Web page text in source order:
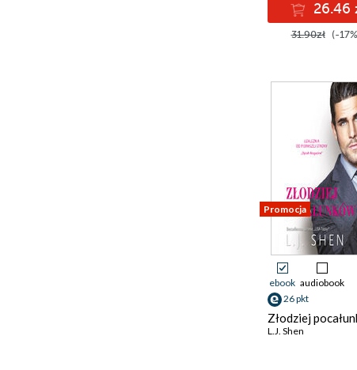
26.46
31.90zł (-
Promocja
ebook audiobook
26 pkt
Złodziej
L.J. Shen